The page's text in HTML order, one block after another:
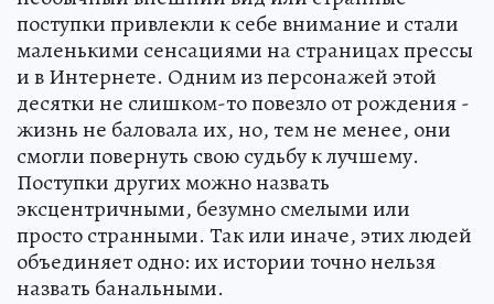
поступки привлекли к себе внимание и стали
маленькими сенсациями на страницах прессы
и в Интернете. Одним из персонажей этой
десятки не слишком-то повезло от рождения -
жизнь не баловала их, но, тем не менее, они
смогли повернуть свою судьбу к лучшему.
Поступки других можно назвать
эксцентричными, безумно смелыми или
просто странными. Так или иначе, этих людей
объединяет одно: их истории точно нельзя
назвать банальными.